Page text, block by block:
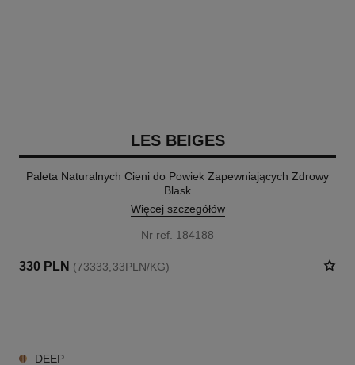
LES BEIGES
Paleta Naturalnych Cieni do Powiek Zapewniających Zdrowy
Blask
Więcej szczegółów
Nr ref. 184188
330 PLN (73333,33PLN/KG)
DEEP